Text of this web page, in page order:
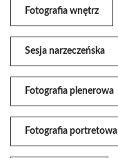
Fotografia wnętrz
Sesja narzeczeńska
Fotografia plenerowa
Fotografia portretowa